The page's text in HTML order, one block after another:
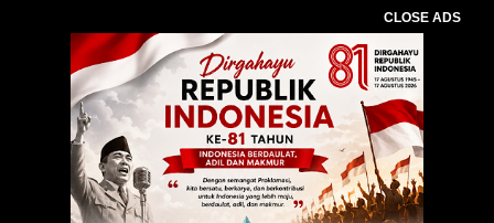
CLOSE ADS